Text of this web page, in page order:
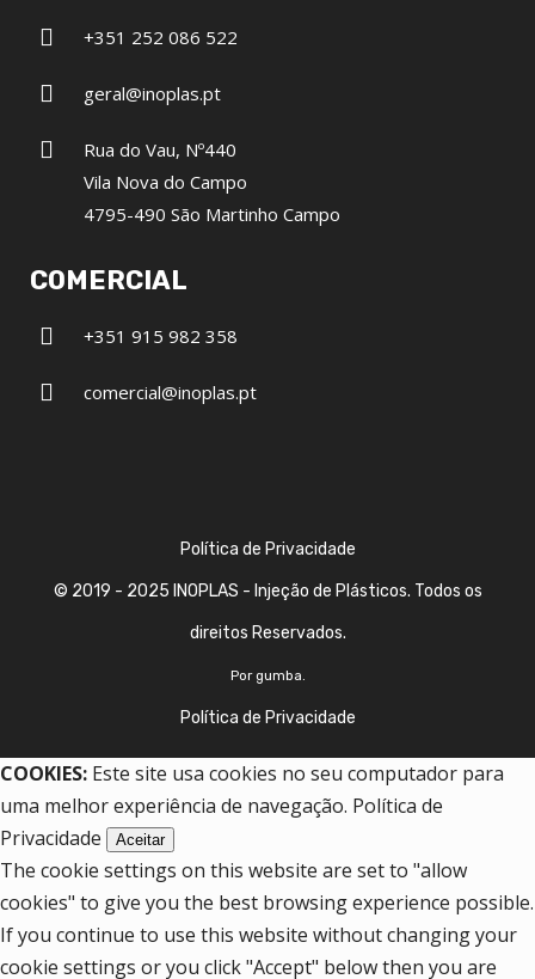
+351 252 086 522
geral@inoplas.pt
Rua do Vau, Nº440
Vila Nova do Campo
4795-490 São Martinho Campo
COMERCIAL
+351 915 982 358
comercial@inoplas.pt
Política de Privacidade
© 2019 - 2025 INOPLAS - Injeção de Plásticos. Todos os
direitos Reservados.
Porgumba.
Política de Privacidade
COOKIES: Este site usa cookies no seu computador para
uma melhor experiência de navegação. Política de
Privacidade
Aceitar
The cookie settings on this website are set to "allow
cookies" to give you the best browsing experience possible.
If you continue to use this website without changing your
cookie settings or you click "Accept" below then you are